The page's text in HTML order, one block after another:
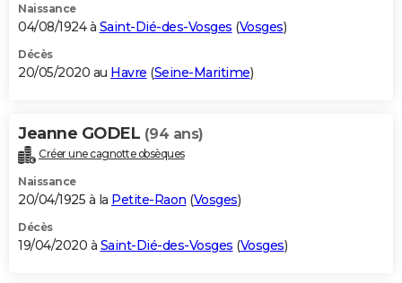
Naissance
04/08/1924 à Saint-Dié-des-Vosges (Vosges)
Décès
20/05/2020 au Havre (Seine-Maritime)
Jeanne GODEL (94 ans)
Créer une cagnotte obsèques
Naissance
20/04/1925 à la Petite-Raon (Vosges)
Décès
19/04/2020 à Saint-Dié-des-Vosges (Vosges)